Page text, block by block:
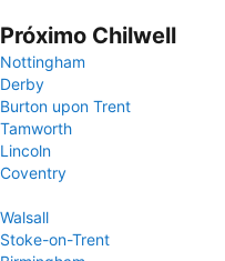
Próximo Chilwell
Nottingham
Derby
Burton upon Trent
Tamworth
Lincoln
Coventry
Walsall
Stoke-on-Trent